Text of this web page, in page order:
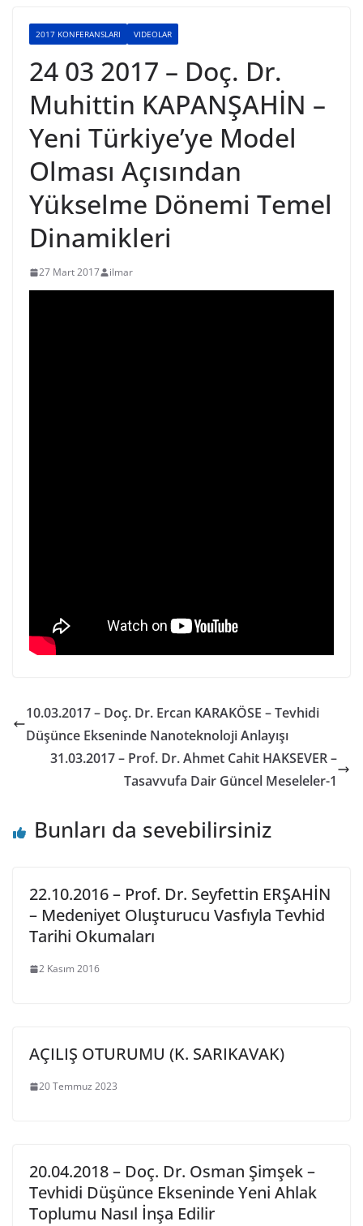
2017 KONFERANSLARI VIDEOLAR
24 03 2017 – Doç. Dr.
Muhittin KAPANŞAHİN –
Yeni Türkiye’ye Model
Olması Açısından
Yükselme Dönemi Temel
Dinamikleri
27 Mart 2017 ilmar
10.03.2017 – Doç. Dr. Ercan KARAKÖSE – Tevhidi
Düşünce Ekseninde Nanoteknoloji Anlayışı
31.03.2017 – Prof. Dr. Ahmet Cahit HAKSEVER –
Tasavvufa Dair Güncel Meseleler-1
Bunları da sevebilirsiniz
22.10.2016 – Prof. Dr. Seyfettin ERŞAHİN
– Medeniyet Oluşturucu Vasfıyla Tevhid
Tarihi Okumaları
2 Kasım 2016
AÇILIŞ OTURUMU (K. SARIKAVAK)
20 Temmuz 2023
20.04.2018 – Doç. Dr. Osman Şimşek –
Tevhidi Düşünce Ekseninde Yeni Ahlak
Toplumu Nasıl İnşa Edilir